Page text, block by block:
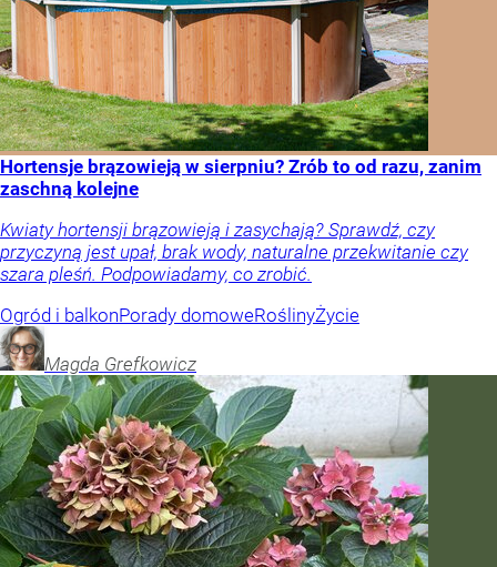
Hortensje brązowieją w sierpniu? Zrób to od razu, zanim
zaschną kolejne
Kwiaty hortensji brązowieją i zasychają? Sprawdź, czy
przyczyną jest upał, brak wody, naturalne przekwitanie czy
szara pleśń. Podpowiadamy, co zrobić.
Ogród i balkonPorady domoweRoślinyŻycie
Magda Grefkowicz